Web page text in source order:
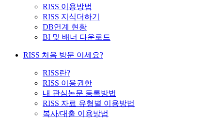
RISS 이용방법
RISS 지식더하기
DB연계 현황
BI 및 배너 다운로드
RISS 처음 방문 이세요?
RISS란?
RISS 이용권한
내 관심논문 등록방법
RISS 자료 유형별 이용방법
복사/대출 이용방법